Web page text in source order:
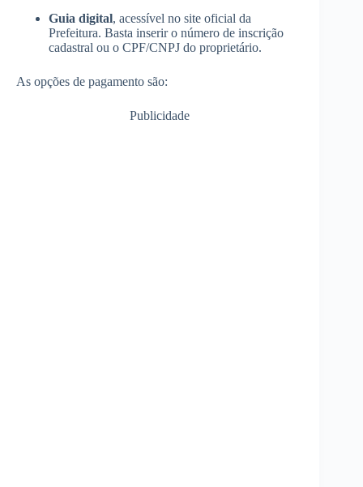
Guia digital, acessível no site oficial da
Prefeitura. Basta inserir o número de inscrição
cadastral ou o CPF/CNPJ do proprietário.
As opções de pagamento são:
Publicidade